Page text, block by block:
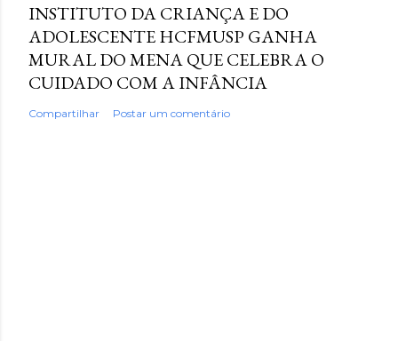
INSTITUTO DA CRIANÇA E DO
ADOLESCENTE HCFMUSP GANHA
MURAL DO MENA QUE CELEBRA O
CUIDADO COM A INFÂNCIA
Compartilhar Postar um comentário